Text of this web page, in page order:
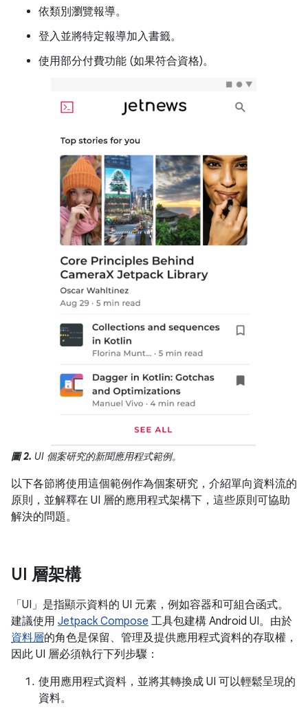
依類別瀏覽報導。
登入並將特定報導加入書籤。
使用部分付費功能 (如果符合資格)。
圖 2. UI 個案研究的新聞應用程式範例。
以下各節將使用這個範例作為個案研究，介紹單向資料流的
原則，並解釋在 UI 層的應用程式架構下，這些原則可協助
解決的問題。
UI 層架構
「UI」 是指顯示資料的 UI 元素，例如容器和可組合函式。
建議使用 Jetpack Compose 工具包建構 Android UI。由於
資料層的角色是保留、管理及提供應用程式資料的存取權，
因此 UI 層必須執行下列步驟：
使用應用程式資料，並將其轉換成 UI 可以輕鬆呈現的
資料。